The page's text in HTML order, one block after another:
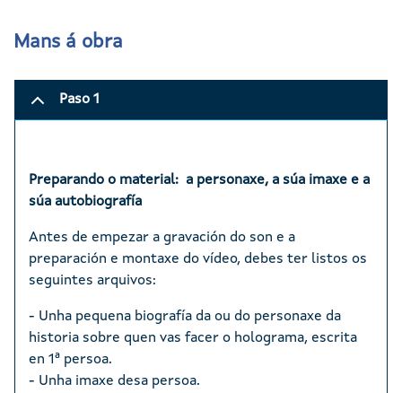
Mans á obra
Paso 1
Preparando o material: a personaxe, a súa imaxe e a
súa autobiografía
Antes de empezar a gravación do son e a
preparación e montaxe do vídeo, debes ter listos os
seguintes arquivos:
- Unha pequena biografía da ou do personaxe da
historia sobre quen vas facer o holograma, escrita
en 1ª persoa.
- Unha imaxe desa persoa.